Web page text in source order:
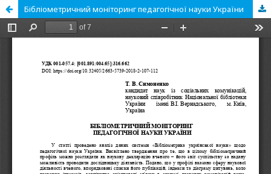
Бібліометричний моніторинг педагогічної науки України